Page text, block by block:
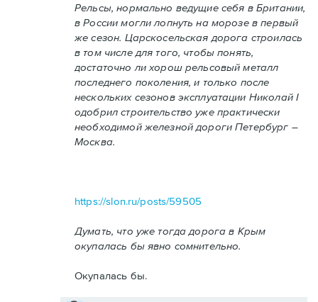
Рельсы, нормально ведущие себя в Британии,
в России могли лопнуть на морозе в первый
же сезон. Царскосельская дорога строилась
в том числе для того, чтобы понять,
достаточно ли хорош рельсовый металл
последнего поколения, и только после
нескольких сезонов эксплуатации Николай I
одобрил строительство уже практически
необходимой железной дороги Петербург –
Москва.
https://slon.ru/posts/59505
Думать, что уже тогда дорога в Крым
окупалась бы явно сомнительно.
Окупалась бы.